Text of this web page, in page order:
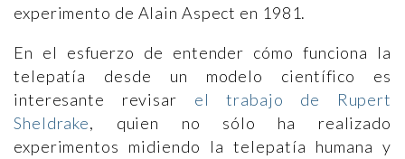
experimento de Alain Aspect en 1981.
En el esfuerzo de entender cómo funciona la
telepatía desde un modelo científico es
interesante revisar el trabajo de Rupert
Sheldrake, quien no sólo ha realizado
experimentos midiendo la telepatía humana y